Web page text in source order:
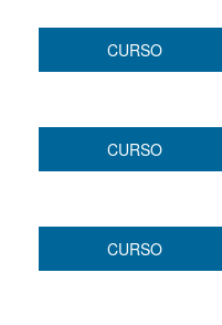
CURSO
CURSO
CURSO